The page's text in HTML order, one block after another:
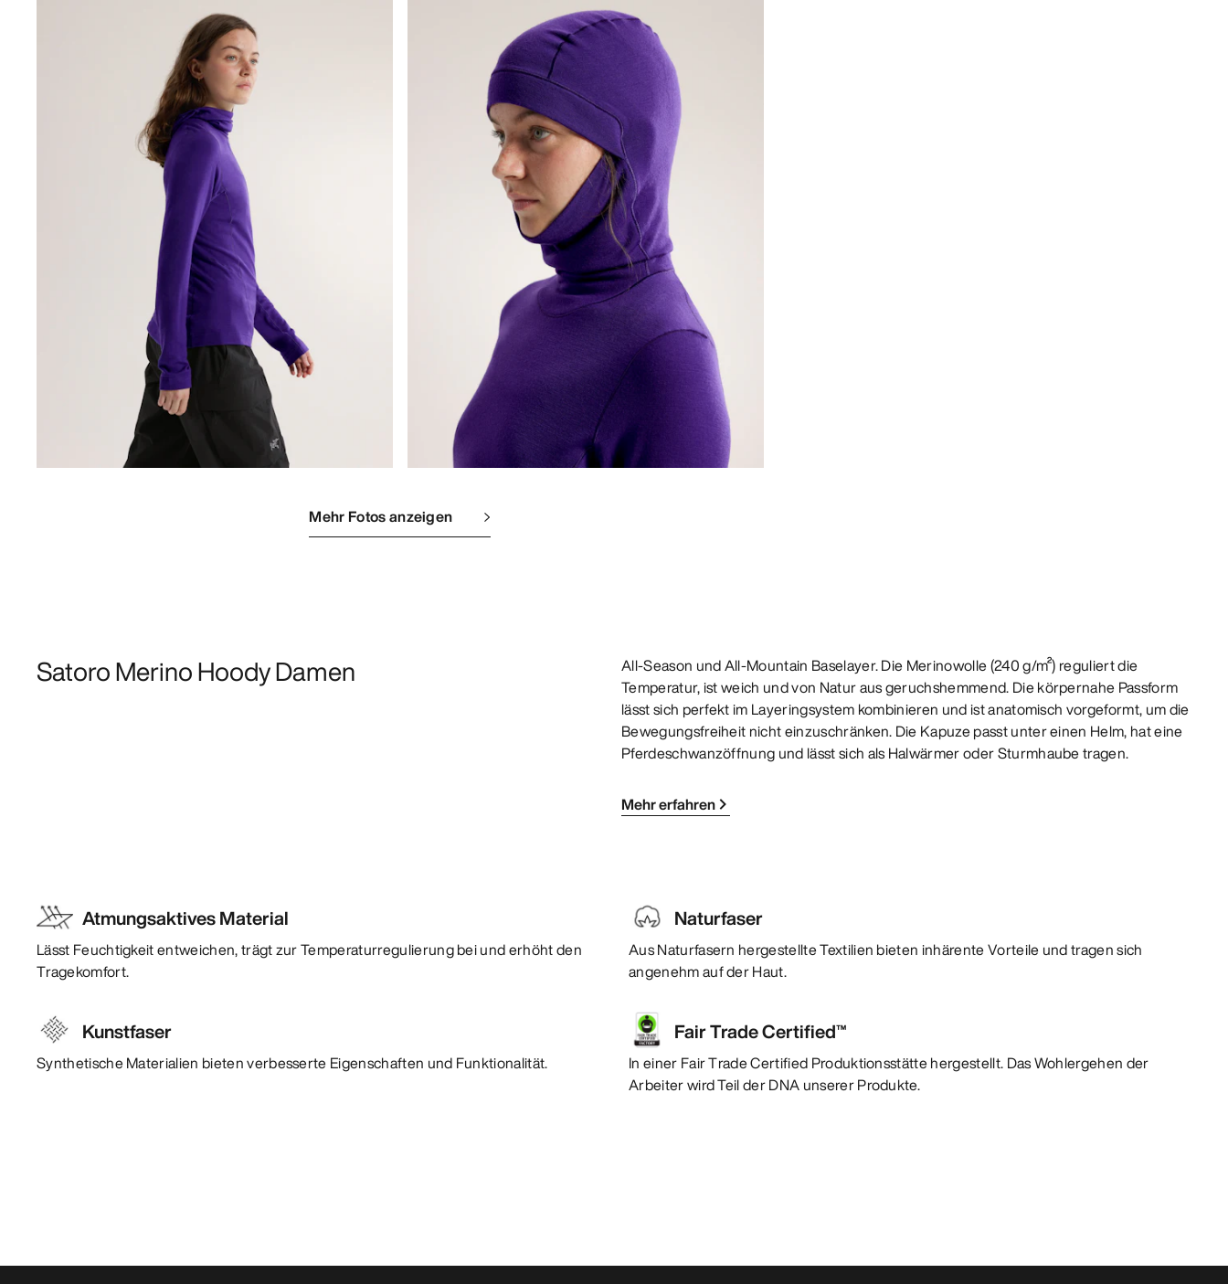
Mehr Fotos anzeigen
Satoro Merino Hoody Damen
All-Season und All-Mountain Baselayer. Die Merinowolle (240 g/m²) reguliert die
Temperatur, ist weich und von Natur aus geruchshemmend. Die körpernahe Passform
lässt sich perfekt im Layeringsystem kombinieren und ist anatomisch vorgeformt, um die
Bewegungsfreiheit nicht einzuschränken. Die Kapuze passt unter einen Helm, hat eine
Pferdeschwanzöffnung und lässt sich als Halwärmer oder Sturmhaube tragen.
Mehr erfahren
Atmungsaktives Material
Lässt Feuchtigkeit entweichen, trägt zur Temperaturregulierung bei und erhöht den
Tragekomfort.
Naturfaser
Aus Naturfasern hergestellte Textilien bieten inhärente Vorteile und tragen sich
angenehm auf der Haut.
Kunstfaser
Synthetische Materialien bieten verbesserte Eigenschaften und Funktionalität.
Fair Trade Certified™
In einer Fair Trade Certified Produktionsstätte hergestellt. Das Wohlergehen der
Arbeiter wird Teil der DNA unserer Produkte.